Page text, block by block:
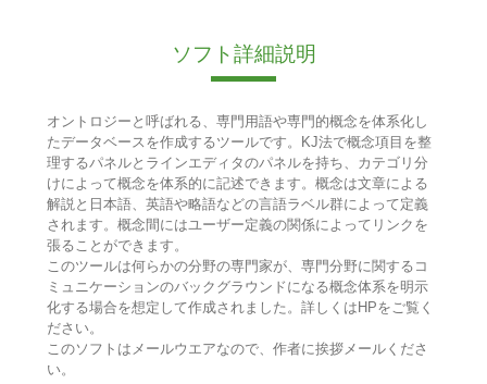
ソフト詳細説明
オントロジーと呼ばれる、専門用語や専門的概念を体系化し
たデータベースを作成するツールです。KJ法で概念項目を整
理するパネルとラインエディタのパネルを持ち、カテゴリ分
けによって概念を体系的に記述できます。概念は文章による
解説と日本語、英語や略語などの言語ラベル群によって定義
されます。概念間にはユーザー定義の関係によってリンクを
張ることができます。
このツールは何らかの分野の専門家が、専門分野に関するコ
ミュニケーションのバックグラウンドになる概念体系を明示
化する場合を想定して作成されました。詳しくはHPをご覧く
ださい。
このソフトはメールウエアなので、作者に挨拶メールくださ
い。